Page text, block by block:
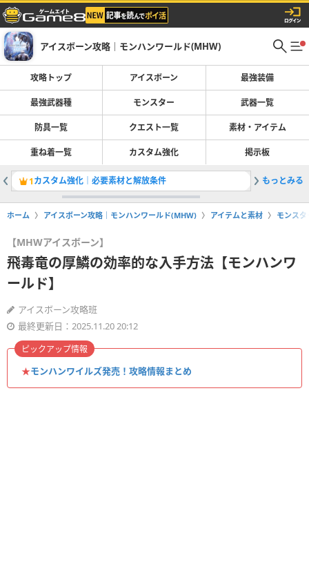
アイスボーン攻略｜モンハンワールド(MHW)
攻略トップ アイスボーン 最強装備
最強武器種 モンスター 武器一覧
防具一覧 クエスト一覧 素材・アイテム
重ね着一覧 カスタム強化 掲示板
1カスタム強化｜必要素材と解放条件 2太刀の
もっとみる
ホーム アイスボーン攻略｜モンハンワールド(MHW) アイテムと素材 モンス
【MHWアイスボーン】
飛毒竜の厚鱗の効率的な入手方法【モンハンワ
ールド】
アイスボーン攻略班
最終更新日：2025.11.20 20:12
★モンハンワイルズ発売！攻略情報まとめ
ピックアップ情報